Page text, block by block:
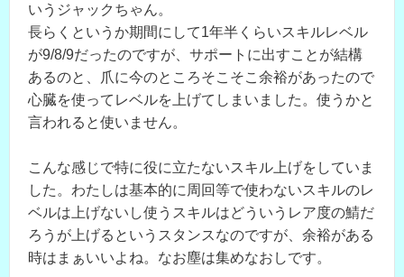
いうジャックちゃん。
長らくというか期間にして1年半くらいスキルレベル
が9/8/9だったのですが、サポートに出すことが結構
あるのと、爪に今のところそこそこ余裕があったので
心臓を使ってレベルを上げてしまいました。使うかと
言われると使いません。
こんな感じで特に役に立たないスキル上げをしていま
した。わたしは基本的に周回等で使わないスキルのレ
ベルは上げないし使うスキルはどういうレア度の鯖だ
ろうが上げるというスタンスなのですが、余裕がある
時はまぁいいよね。なお塵は集めなおしです。